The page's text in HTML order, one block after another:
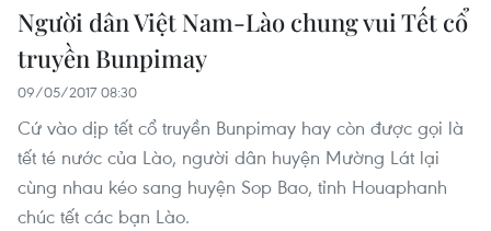
Người dân Việt Nam-Lào chung vui Tết cổ
truyền Bunpimay
09/05/2017 08:30
Cứ vào dịp tết cổ truyền Bunpimay hay còn được gọi là
tết té nước của Lào, người dân huyện Mường Lát lại
cùng nhau kéo sang huyện Sop Bao, tỉnh Houaphanh
chúc tết các bạn Lào.